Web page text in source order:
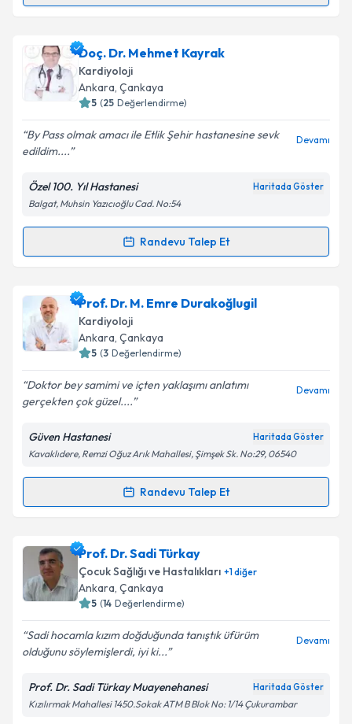
Doç. Dr. Ekrem Yeteriçin randevu takvimi talebi
oluşturun. Size bu uzmandan randevu almanız için bir
takvim hazırlandığında e-posta ile bilgilendireceğiz.
Kişisel verilerimin işlenmesine ilişkin
Aydınlatma
Metni'ni okudum ve kişisel verilerimin belirtilen
kapsamda işlenmesini kabul ediyorum.
Doç. Dr. Mehmet Kayrak
Kardiyoloji
Ankara, Çankaya
5 (25 Değerlendirme)
By Pass olmak amacı ile Etlik Şehir hastanesine sevk
edildim....
Devamı
Özel 100. Yıl Hastanesi Haritada Göster
Balgat, Muhsin Yazıcıoğlu Cad. No:54
Randevu Talep Et
Randevu Takvimi Talebi
Doç. Dr. Mehmet Kayrakiçin randevu takvimi talebi
oluşturun. Size bu uzmandan randevu almanız için bir
takvim hazırlandığında e-posta ile bilgilendireceğiz.
Kişisel verilerimin işlenmesine ilişkin
Aydınlatma
Metni'ni okudum ve kişisel verilerimin belirtilen
kapsamda işlenmesini kabul ediyorum.
Prof. Dr. M. Emre Durakoğlugil
Kardiyoloji
Ankara, Çankaya
5 (3 Değerlendirme)
Doktor bey samimi ve içten yaklaşımı anlatımı
gerçekten çok güzel....
Devamı
Güven Hastanesi Haritada Göster
Kavaklıdere, Remzi Oğuz Arık Mahallesi, Şimşek Sk. No:29, 06540
Randevu Talep Et
Randevu Takvimi Talebi
Prof. Dr. M. Emre Durakoğlugil
talebi oluşturun. Size bu uzmandan randevu almanız
için bir takvim hazırlandığında e-posta ile
bilgilendireceğiz.
E-posta Adresiniz
Kişisel verilerimin işlenmesine ilişkinAydınlatma
Prof. Dr. Sadi Türkay
Çocuk Sağlığı ve Hastalıkları +1diğer
Ankara, Çankaya
5 (14 Değerlendirme)
Sadi hocamla kızım doğduğunda tanıştık üfürüm
olduğunu söylemişlerdi, iyi ki...
Devamı
Prof. Dr. Sadi Türkay Muayenehanesi Haritada Göster
Kızılırmak Mahallesi 1450.Sokak ATM B Blok No: 1/14 Çukurambar